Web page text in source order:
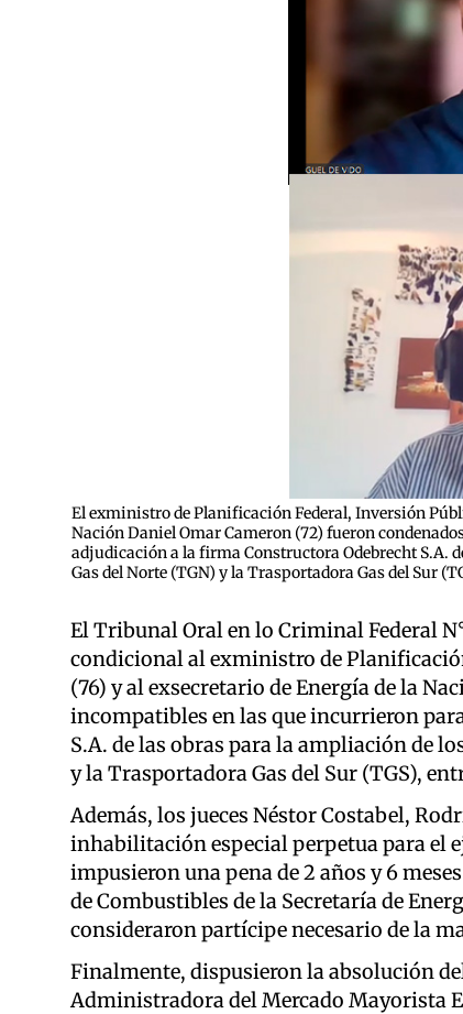
El exministro de Planificación Federal, Inversión
Nación Daniel Omar Cameron (72) fueron
adjudicación a la firma Constructora Odebrecht S.A.
Gas del Norte (TGN) y la Trasportadora Gas del Sur
El Tribunal Oral en lo Criminal Federal
condicional al exministro de
(76) y al exsecretario de Energía de la
incompatibles en las que incurrieron
S.A. de las obras para la ampliación de
y la Trasportadora Gas del Sur (TGS),
Además, los jueces Néstor Costabel,
inhabilitación especial perpetua para el
impusieron una pena de 2 años y 6
de Combustibles de la Secretaría de
consideraron partícipe necesario de la
Finalmente, dispusieron la absolución
Administradora del Mercado Mayorista